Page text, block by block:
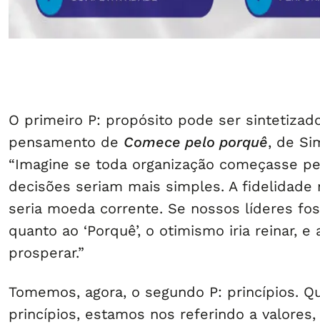
O primeiro P: propósito pode ser
pensamento de Comece pelo porquê, de
“Imagine se toda organização começasse
decisões seriam mais simples. A fidelidade
seria moeda corrente. Se nossos líderes
quanto ao ‘Porquê’, o otimismo iria reinar, e
prosperar.”
Tomemos, agora, o segundo P: princípios.
princípios, estamos nos referindo a